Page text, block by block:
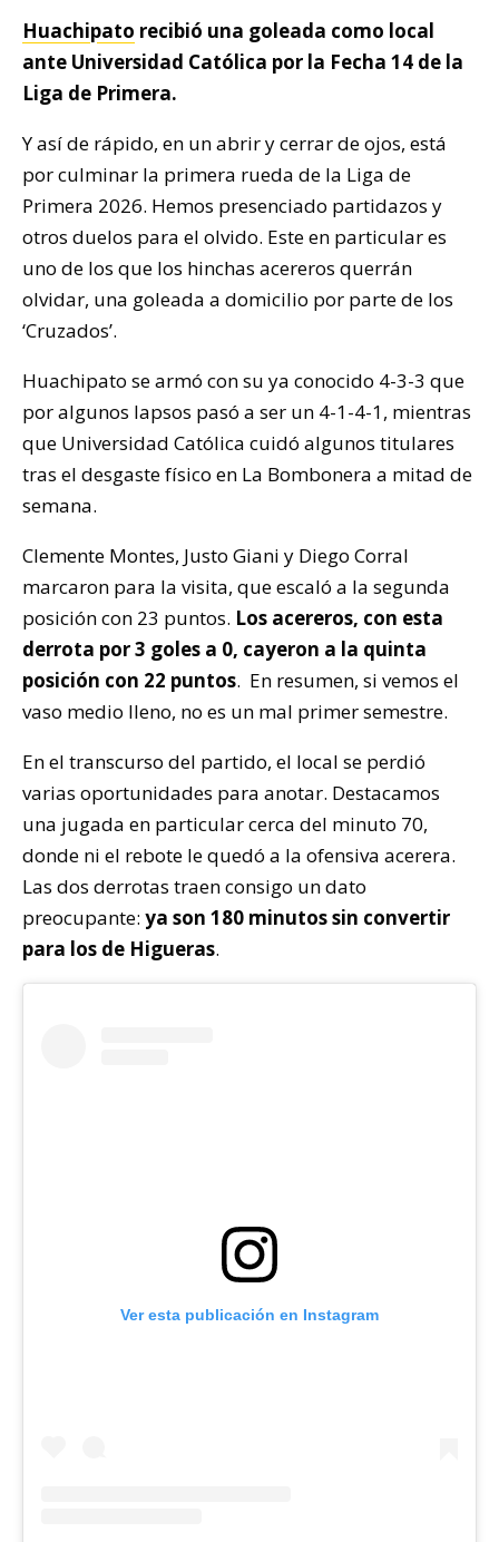
Huachipato recibió una goleada como local
ante Universidad Católica por la Fecha 14 de la
Liga de Primera.
Y así de rápido, en un abrir y cerrar de ojos, está
por culminar la primera rueda de la Liga de
Primera 2026. Hemos presenciado partidazos y
otros duelos para el olvido. Este en particular es
uno de los que los hinchas acereros querrán
olvidar, una goleada a domicilio por parte de los
‘Cruzados’.
Huachipato se armó con su ya conocido 4-3-3 que
por algunos lapsos pasó a ser un 4-1-4-1, mientras
que Universidad Católica cuidó algunos titulares
tras el desgaste físico en La Bombonera a mitad de
semana.
Clemente Montes, Justo Giani y Diego Corral
marcaron para la visita, que escaló a la segunda
posición con 23 puntos. Los acereros, con esta
derrota por 3 goles a 0, cayeron a la quinta
posición con 22 puntos. En resumen, si vemos el
vaso medio lleno, no es un mal primer semestre.
En el transcurso del partido, el local se perdió
varias oportunidades para anotar. Destacamos
una jugada en particular cerca del minuto 70,
donde ni el rebote le quedó a la ofensiva acerera.
Las dos derrotas traen consigo un dato
preocupante: ya son 180 minutos sin convertir
para los de Higueras.
Ver esta publicación en Instagram